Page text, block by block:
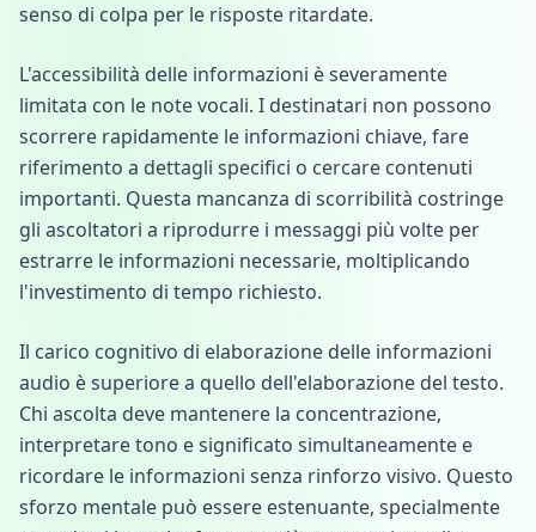
senso di colpa per le risposte ritardate.
L'accessibilità delle informazioni è severamente
limitata con le note vocali. I destinatari non possono
scorrere rapidamente le informazioni chiave, fare
riferimento a dettagli specifici o cercare contenuti
importanti. Questa mancanza di scorribilità costringe
gli ascoltatori a riprodurre i messaggi più volte per
estrarre le informazioni necessarie, moltiplicando
l'investimento di tempo richiesto.
Il carico cognitivo di elaborazione delle informazioni
audio è superiore a quello dell'elaborazione del testo.
Chi ascolta deve mantenere la concentrazione,
interpretare tono e significato simultaneamente e
ricordare le informazioni senza rinforzo visivo. Questo
sforzo mentale può essere estenuante, specialmente